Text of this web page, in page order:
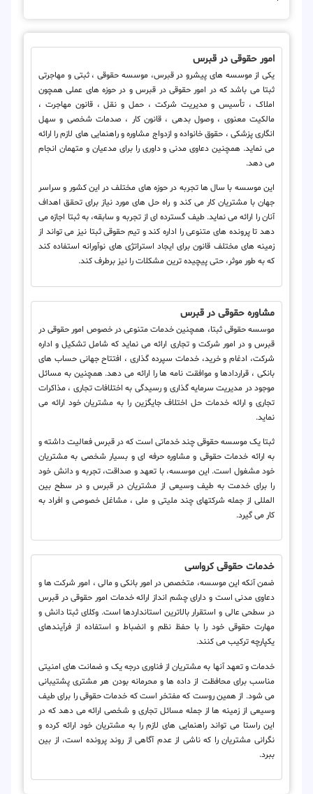
امور حقوقی در قبرس
یکی از موسسه های پیشرو در قبرس، موسسه حقوقی ، ثبتی و مهاجرتی
ثبتا می باشد که در امور حقوقی در قبرس و در حوزه های عملی همچون
املاک ، تأسیس و مدیریت شرکت ، حمل و نقل ، قانون مهاجرت ،
مالکیت معنوی ، وصول بدهی ، قانون کار ، صدمات شخصی و سهل
انگاری پزشکی ، حقوق خانواده و ازدواج مشاوره و راهنمایی های لازم را ارائه
می نماید. همچنین دعاوی مدنی و داوری را برای مدعیان و متهمان انجام
می دهد.
این موسسه با سال ها تجربه در حوزه های مختلف در این کشور و سراسر
جهان با مشتریان کار می کند و راه حل های مورد نیاز برای تحقق اهداف
آنان را ارائه می نماید. طیف گسترده ای از تجربه و سابقه، به ثبتا اجازه می
دهد تا پرونده های متنوعی را اداره کند و تیم حقوقی ثبتا نیز می تواند از
زمینه های مختلف قانون برای ایجاد استراتژی های نوآورانه استفاده کند
که به طور موثر، حتی پیچیده ترین مشکلات را نیز برطرف کند.
مشاوره حقوقی در قبرس
موسسه حقوقی ثبتا، همچنین خدمات متنوعی در خصوص امور حقوقی در
قبرس و در امور شرکت و تجاری ارائه می نماید که شامل تشکیل و اداره
شرکت، ادغام و خرید، خدمات سپرده گذاری ، افتتاح جهانی حساب های
بانکی ، قراردادها و موافقت نامه ها را ارائه می دهد. همچنین به مسائل
موجود در مدیریت سرمایه گذاری و رسیدگی به اختلافات تجاری ، مذاکرات
تجاری و ارائه خدمات حل اختلاف جایگزین را به مشتریان خود ارائه می
نماید.
ثبتا یک موسسه حقوقی چند خدماتی است که در قبرس فعالیت داشته و
به ارائه خدمات حقوقی و مشاوره حرفه ای و بسیار شخصی به مشتریان
خود مشغول است. این موسسه، با تعهد و صداقت، تجربه و دانش خود
را برای خدمت به طیف وسیعی از مشتریان در قبرس و در سطح بین
المللی از جمله شرکتهای چند ملیتی و ملی ، مشاغل خصوصی و افراد به
کار می گیرد.
خدمات حقوقی کرواسی
ضمن آنکه این موسسه، متخصص در امور بانکی و مالی ، امور شرکت ها و
دعاوی مدنی است و دارای چشم انداز ارائه خدمات امور حقوقی در قبرس
در سطحی عالی و استقرار بالاترین استانداردها است. وکلای ثبتا دانش و
مهارت حقوقی خود را با حفظ نظم و انضباط و استفاده از فرآیندهای
یکپارچه ترکیب می کنند.
خدمات و تعهد آنها به مشتریان از فناوری درجه یک و ضمانت های امنیتی
مناسب برای محافظت از داده ها و محرمانه بودن هر مشتری پشتیبانی
می شود. از همین روست که مفتخر است که خدمات حقوقی را برای طیف
وسیعی از زمینه ها از جمله مسائل تجاری و شخصی ارائه می دهد که در
این راستا می تواند راهنمایی های لازم را به مشتریان خود ارائه کرده و
نگرانی مشتریان را که ناشی از عدم آگاهی از روند پرونده است، از بین
ببرد.